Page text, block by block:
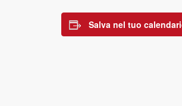
Salva nel tuo